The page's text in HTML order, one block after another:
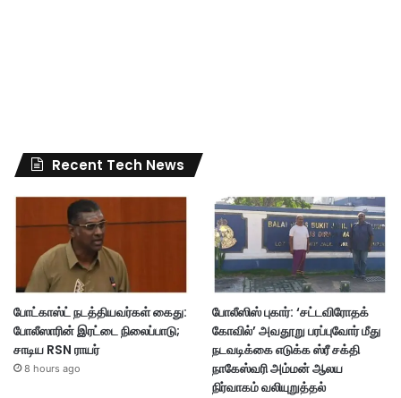
Recent Tech News
போட்காஸ்ட் நடத்தியவர்கள் கைது:
போலீஸாரின் இரட்டை நிலைப்பாடு;
சாடிய RSN ராயர்
8 hours ago
போலீஸிஸ் புகார்: ‘சட்டவிரோதக்
கோவில்’ அவதூறு பரப்புவோர் மீது
நடவடிக்கை எடுக்க ஸ்ரீ சக்தி
நாகேஸ்வரி அம்மன் ஆலய
நிர்வாகம் வலியுறுத்தல்